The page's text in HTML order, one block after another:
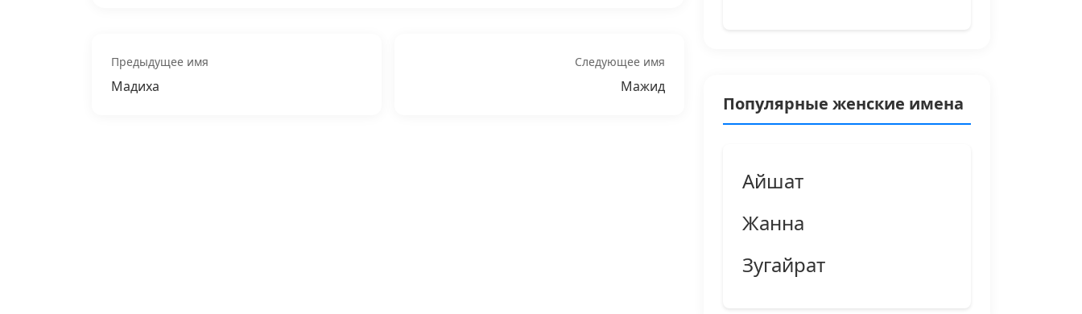
Предыдущее имя
Мадиха
Следующее имя
Мажид
Популярные женские имена
Айшат
Жанна
Зугайрат